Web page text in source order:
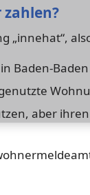
„innehat“,
Baden-
aber